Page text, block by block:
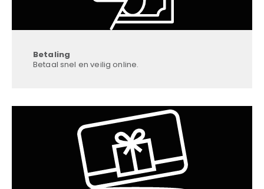
Betaling
Betaal snel en veilig online.